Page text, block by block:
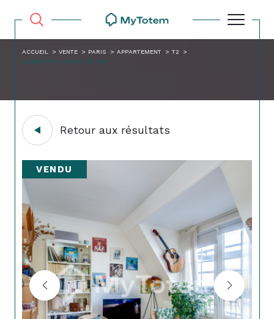
ACCUEIL VENTE PARIS APPARTEMENT
T2
GAMBETTA 2 PIECES 35 12M
Retour aux résultats
VENDU